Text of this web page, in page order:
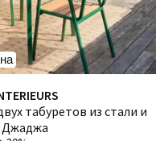
табуретов из стали и
Джаджа